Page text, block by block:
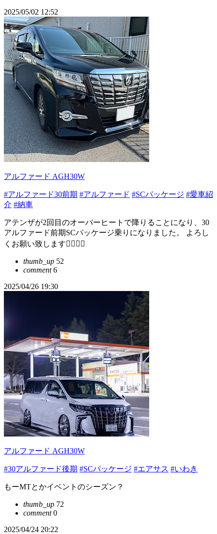
2025/05/02 12:52
アルファード AGH30W
#アルファード30前期 #アルファード #SCパッケージ #愛車紹
介 #納車
アテンザが2回目のオーバーヒートで降りることになり、30
アルファード前期SCパッケージ乗りになりました。 よろし
くお願い致します🙇‍♂️🙇‍♂️
thumb_up 52
comment6
2025/04/26 19:30
アルファード AGH30W
#30アルファード後期 #SCパッケージ #エアサス #いわき
もーMTとかイベントのシーズン？
thumb_up 72
comment0
2025/04/24 20:22